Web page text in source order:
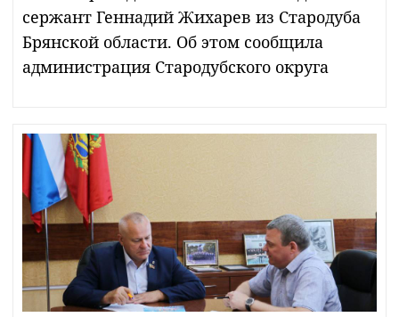
сержант Геннадий Жихарев из Стародуба
Брянской области. Об этом сообщила
администрация Стародубского округа